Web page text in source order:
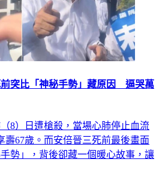
突比「神秘手勢」藏原因 逼哭萬
8）日遭槍殺，當場心肺停止血流
壽67歲。而安倍晉三死前最後畫面
勢」，背後卻藏一個暖心故事，讓